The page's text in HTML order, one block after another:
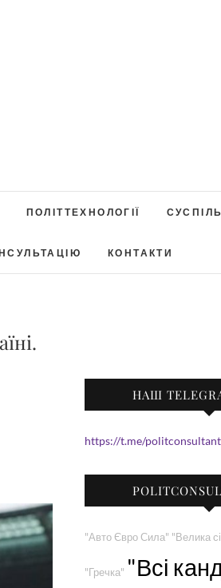
ПОЛІТТЕХНОЛОГІЇ
КОНТАКТИ
НАШ
https://t.me/
"Авто Євро Сила" "Велика
"Гречка" "Всі